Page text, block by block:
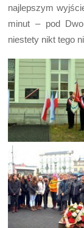
najlepszym
minut – pod
niestety nikt tego